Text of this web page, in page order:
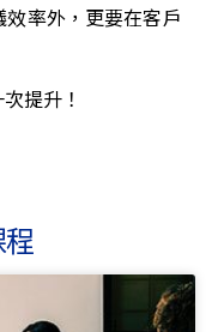
率外，更要在客戶
提升！